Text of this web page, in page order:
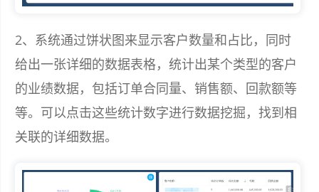
2、系统通过饼状图来显示客户数量和占比，同时
给出一张详细的数据表格，统计出某个类型的客户
的业绩数据，包括订单合同量、销售额、回款额等
等。可以点击这些统计数字进行数据挖掘，找到相
关联的详细数据。